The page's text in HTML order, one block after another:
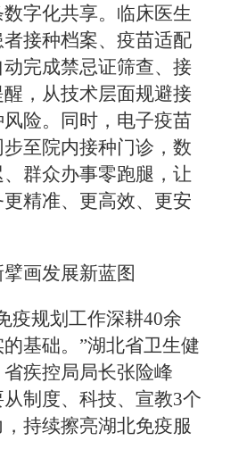
字化共享。临床医生
接种档案、疫苗适配
完成禁忌证筛查、接
，从技术层面规避接
险。同时，电子疫苗
至院内接种门诊，数
群众办事零跑腿，让
精准、更高效、更安
画发展新蓝图
疫规划工作深耕40余
基础。”湖北省卫生健
疾控局局长张险峰
制度、科技、宣教3个
持续擦亮湖北免疫服